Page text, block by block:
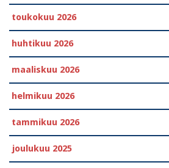
toukokuu 2026
huhtikuu 2026
maaliskuu 2026
helmikuu 2026
tammikuu 2026
joulukuu 2025